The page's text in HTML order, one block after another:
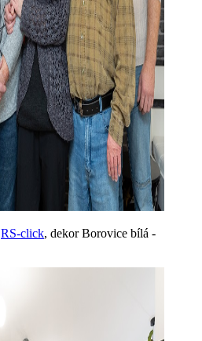
RS-click, dekor Borovice bílá -